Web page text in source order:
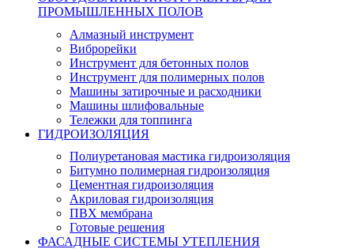
ПРОМЫШЛЕННЫХ ПОЛОВ
Алмазный инструмент
Виброрейки
Инструмент для бетонных полов
Инструмент для полимерных полов
Машины затирочные и расходники
Машины шлифовальные
Тележки для топпинга
ГИДРОИЗОЛЯЦИЯ
Полиуретановая мастика гидроизоляция
Битумно полимерная гидроизоляция
Цементная гидроизоляция
Акриловая гидроизоляция
ПВХ мембрана
Готовые решения
ФАСАДНЫЕ СИСТЕМЫ УТЕПЛЕНИЯ